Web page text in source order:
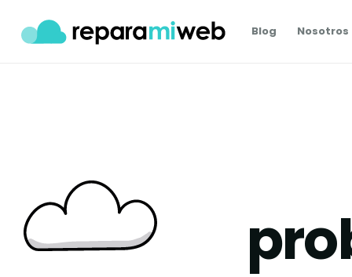
Blog Nosotros